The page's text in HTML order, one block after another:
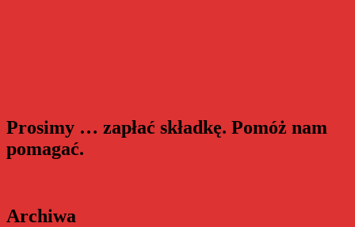
Prosimy … zapłać składkę. Pomóż nam
pomagać.
Archiwa